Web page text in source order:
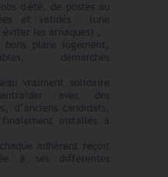
d'été, de postes au
et validés (une
les arnaques) ;
plans logement,
démarches
vraiment solidaire
avec des
d’anciens candidats,
installés à
adhérent reçoit
à ses différentes